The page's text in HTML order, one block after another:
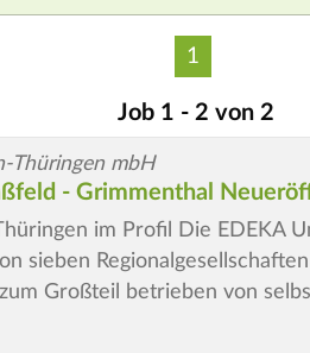
1
Job 1 - 2 von 2
Thüringen mbH
- Grimmenthal
im Profil Die EDEKA
sieben
Großteil betrieben von